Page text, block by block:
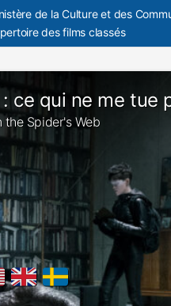
de la Culture et des
des films classés
ce qui ne me tue
the Spider's Web